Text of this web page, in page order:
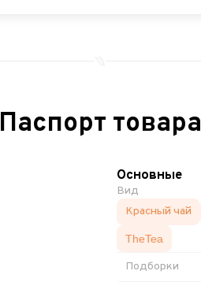
Паспорт товара
Основные
Вид
Красный чай
TheTea
Подборки